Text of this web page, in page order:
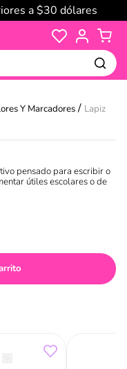
a $30 dólares
Y Marcadores
Lapiz
pensado para escribir o
útiles escolares o de